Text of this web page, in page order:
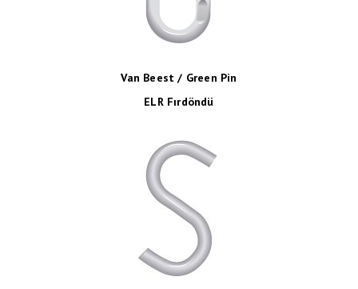
Van Beest / Green Pin
ELR Fırdöndü